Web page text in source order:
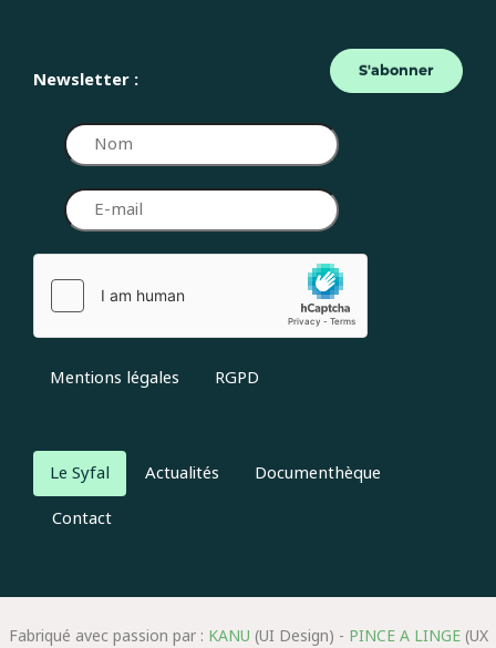
Newsletter : S'abonner
Mentions légales RGPD
Le Syfal Actualités
Documenthèque
Contact
Fabriqué avec passion par : KANU (UI Design) - PINCE A LINGE(UX